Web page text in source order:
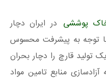
پوششی در ایران دچار
توجه به پیشرفت محسوس
تولید قارچ را دچار بحران
منابع تامین مواد